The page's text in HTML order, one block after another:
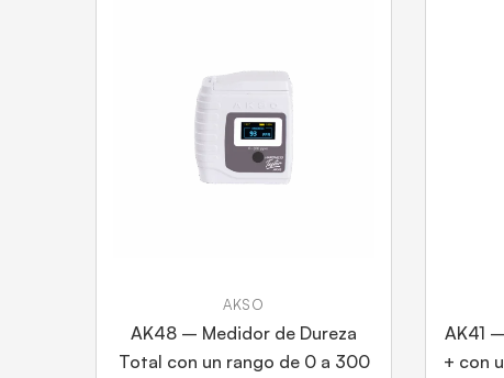
AKSO
AK48 – Medidor de Dureza
Total con un rango de 0 a 300
AK41
+ con